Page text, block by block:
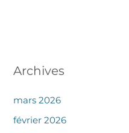
Archives
mars 2026
février 2026